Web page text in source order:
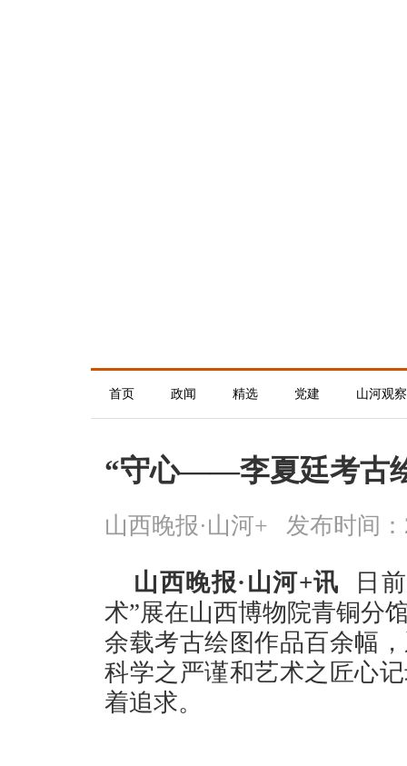
首页 政闻 精选 党建 山河观察
“守心——李夏廷考古
山西晚报·山河+ 发布时间：
山西晚报·山河+讯 日
术”展在山西博物院青铜分
余载考古绘图作品百余幅
科学之严谨和艺术之匠心
着追求。